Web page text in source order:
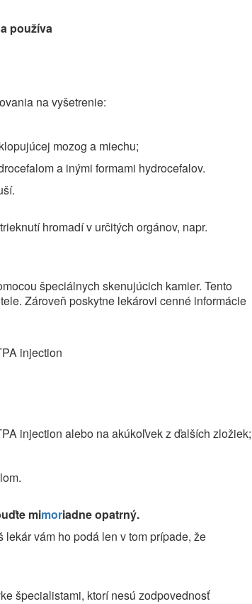
používa
na vyšetrenie:
mozog a miechu;
a inými formami hydrocefalov.
hromadí v určitých orgánov, napr.
špeciálnych skenujúcich kamier. Tento
Zároveň poskytne lekárovi cenné informácie
injection
injection alebo na akúkoľvek z ďalších zložiek;
mimoriadne opatrný.
vám ho podá len v tom prípade, že
špecialistami, ktorí nesú zodpovednosť